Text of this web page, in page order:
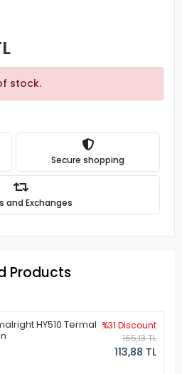
stock.
Secure shopping
and Exchanges
Products
HY510 Termal %31 Discount
165,13 TL
113,88 TL